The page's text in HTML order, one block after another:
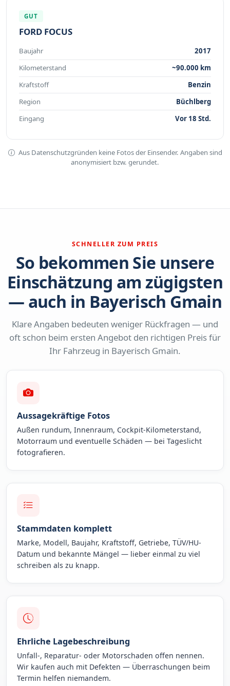
GUT
FORD FOCUS
Baujahr
2017
Kilometerstand
~90.000 km
Kraftstoff
Benzin
Region
Büchlberg
Eingang
Vor 18 Std.
Aus Datenschutzgründen keine Fotos der Einsender. Angaben sind
anonymisiert bzw. gerundet.
SCHNELLER ZUM PREIS
So bekommen Sie unsere
Einschätzung am zügigsten
— auch in Bayerisch Gmain
Klare Angaben bedeuten weniger Rückfragen — und
oft schon beim ersten Angebot den richtigen Preis für
Ihr Fahrzeug in Bayerisch Gmain.
Aussagekräftige Fotos
Außen rundum, Innenraum, Cockpit-Kilometerstand,
Motorraum und eventuelle Schäden — bei Tageslicht
fotografieren.
Stammdaten komplett
Marke, Modell, Baujahr, Kraftstoff, Getriebe, TÜV/HU-
Datum und bekannte Mängel — lieber einmal zu viel
schreiben als zu knapp.
Ehrliche Lagebeschreibung
Unfall-, Reparatur- oder Motorschaden offen nennen.
Wir kaufen auch mit Defekten — Überraschungen beim
Termin helfen niemandem.